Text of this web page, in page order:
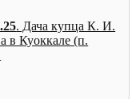
. Дача купца К. И.
в Куоккале (п.